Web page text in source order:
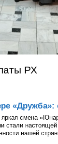
РХ
«Дружба»:
смена
стали
нашей